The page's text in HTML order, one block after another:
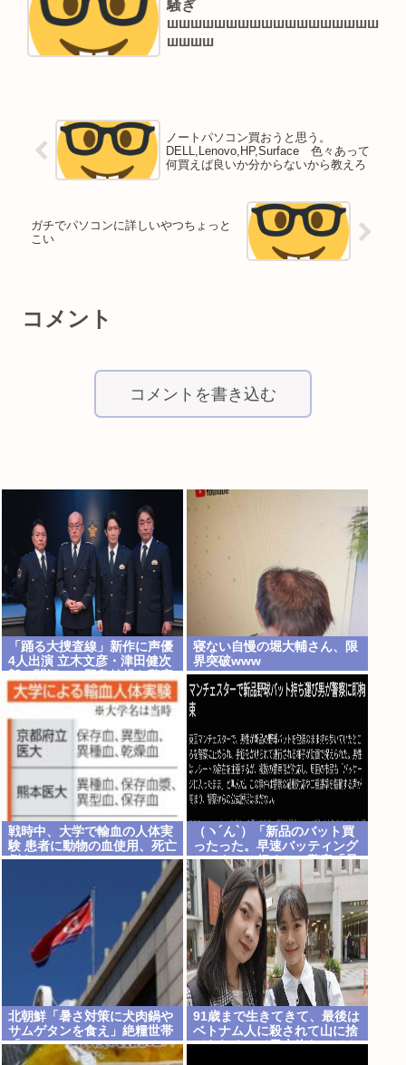
騒ぎ
шшшшшшшшшшшшшшшшшш
шшшш
ノートパソコン買おうと思う。
DELL,Lenovo,HP,Surface 色々あって
何買えば良いか分からないから教えろ
ガチでパソコンに詳しいやつちょっと
こい
コメント
コメントを書き込む
「踊る大捜査線」新作に声優
4人出演 立木文彦・津田健次
郎・関智一・野島健児ら警察
庁の最高幹部役で
寝ない自慢の堀大輔さん、限
界突破www
戦時中、大学で輸血の人体実
験 患者に動物の血使用、死亡
例も
（ヽ´ん`）「新品のバット買
ったった。早速バッティング
センターに行くか」警察「暴
漢だ！逮捕する！（ヽ°ん°）
「」
北朝鮮「暑さ対策に犬肉鍋や
サムゲタンを食え」絶糧世帯
「…」
91歳まで生きてきて、最後は
ベトナム人に殺されて山に捨
てられるって日本終わってん